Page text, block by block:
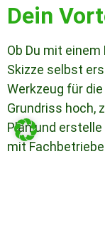
Dein
Ob Du mit
Skizze selbst
Werkzeug für
Grundriss hoch,
Plan und
mit